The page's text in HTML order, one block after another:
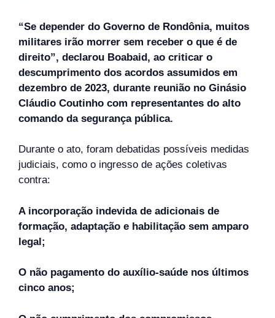
“Se depender do Governo de Rondônia, muitos
militares irão morrer sem receber o que é de
direito”, declarou Boabaid, ao criticar o
descumprimento dos acordos assumidos em
dezembro de 2023, durante reunião no Ginásio
Cláudio Coutinho com representantes do alto
comando da segurança pública.
Durante o ato, foram debatidas possíveis medidas
judiciais, como o ingresso de ações coletivas
contra:
A incorporação indevida de adicionais de
formação, adaptação e habilitação sem amparo
legal;
O não pagamento do auxílio-saúde nos últimos
cinco anos;